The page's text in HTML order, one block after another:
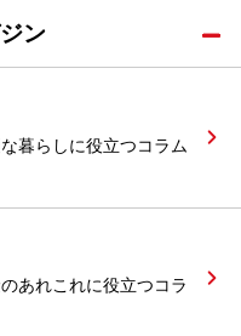
ン
暮らしに役立つコラム
あれこれに役立つコラ